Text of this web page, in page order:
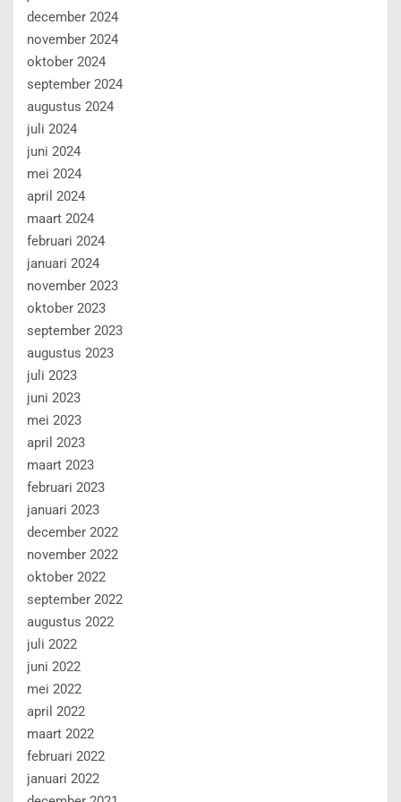
november 2023
oktober 2023
september 2023
augustus 2023
juli 2023
juni 2023
mei 2023
april 2023
maart 2023
februari 2023
januari 2023
december 2022
november 2022
oktober 2022
september 2022
augustus 2022
juli 2022
juni 2022
mei 2022
april 2022
maart 2022
februari 2022
januari 2022
december 2021
november 2021
oktober 2021
september 2021
augustus 2021
juli 2021
juni 2021
mei 2021
april 2021
maart 2021